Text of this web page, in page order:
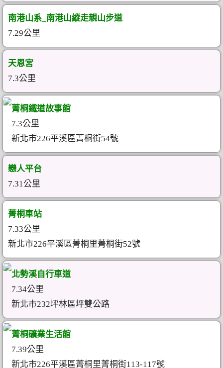
南港山系_南港山縱走親山步道
7.29公里
天恩宮
7.3公里
菁桐鐵道故事館
7.3公里
新北市226平溪區菁桐街54號
戀人平台
7.31公里
菁桐車站
7.33公里
新北市226平溪區菁桐里菁桐街52號
北勢溪自行車道
7.34公里
新北市232坪林區坪雙公路
菁桐礦業生活館
7.39公里
新北市226平溪區菁桐里菁桐街113-117號